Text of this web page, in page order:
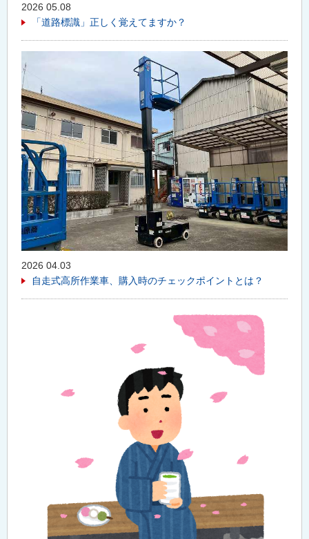
2026 05.08
「道路標識」正しく覚えてますか？
2026 04.03
自走式高所作業車、購入時のチェックポイントとは？